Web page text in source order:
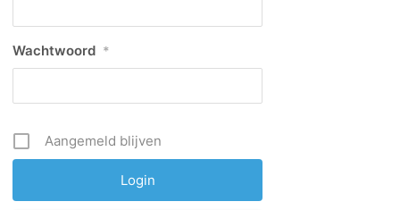
Wachtwoord *
Aangemeld blijven